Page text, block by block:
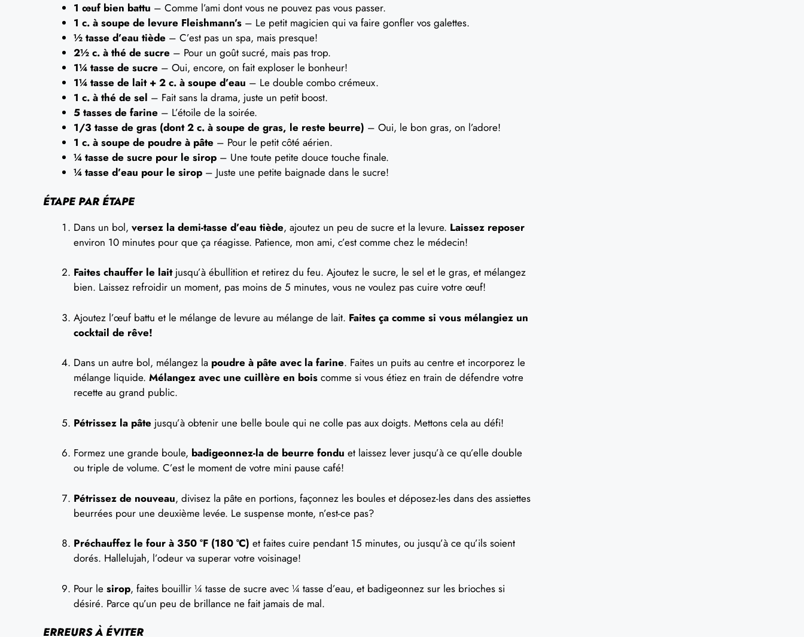
1 œuf bien battu – Comme l’ami dont vous ne pouvez pas vous passer.
1 c. à soupe de levure Fleishmann’s – Le petit magicien qui va faire gonfler vos galettes.
½ tasse d’eau tiède – C’est pas un spa, mais presque!
2½ c. à thé de sucre – Pour un goût sucré, mais pas trop.
1¼ tasse de sucre – Oui, encore, on fait exploser le bonheur!
1¼ tasse de lait + 2 c. à soupe d’eau – Le double combo crémeux.
1 c. à thé de sel – Fait sans la drama, juste un petit boost.
5 tasses de farine – L’étoile de la soirée.
1/3 tasse de gras (dont 2 c. à soupe de gras, le reste beurre) – Oui, le bon gras, on l’adore!
1 c. à soupe de poudre à pâte – Pour le petit côté aérien.
¼ tasse de sucre pour le sirop – Une toute petite douce touche finale.
¼ tasse d’eau pour le sirop – Juste une petite baignade dans le sucre!
ÉTAPE PAR ÉTAPE
Dans un bol, versez la demi-tasse d’eau tiède, ajoutez un peu de sucre et la levure. Laissez reposer
environ 10 minutes pour que ça réagisse. Patience, mon ami, c’est comme chez le médecin!
Faites chauffer le laitjusqu’à ébullition et retirez du feu. Ajoutez le sucre, le sel et le gras, et mélangez
bien. Laissez refroidir un moment, pas moins de 5 minutes, vous ne voulez pas cuire votre œuf!
Ajoutez l’œuf battu et le mélange de levure au mélange de lait. Faites ça comme si vous mélangiez un
cocktail de rêve!
Dans un autre bol, mélangez la poudre à pâte avec la farine. Faites un puits au centre et incorporez le
mélange liquide. Mélangez avec une cuillère en bois comme si vous étiez en train de défendre votre
recette au grand public.
Pétrissez la pâte jusqu’à obtenir une belle boule qui ne colle pas aux doigts. Mettons cela au défi!
Formez une grande boule, badigeonnez-la de beurre fondu et laissez lever jusqu’à ce qu’elle double
ou triple de volume. C’est le moment de votre mini pause café!
Pétrissez de nouveau, divisez la pâte en portions, façonnez les boules et déposez-les dans des assiettes
beurrées pour une deuxième levée. Le suspense monte, n’est-ce pas?
Préchauffez le four à 350 °F (180 °C) et faites cuire pendant 15 minutes, ou jusqu’à ce qu’ils soient
dorés. Hallelujah, l’odeur va superar votre voisinage!
Pour le sirop, faites bouillir ¼ tasse de sucre avec ¼ tasse d’eau, et badigeonnez sur les brioches si
désiré. Parce qu’un peu de brillance ne fait jamais de mal.
ERREURS À ÉVITER